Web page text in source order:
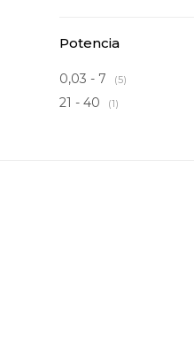
Potencia
0,03 - 7 (5)
21 - 40 (1)